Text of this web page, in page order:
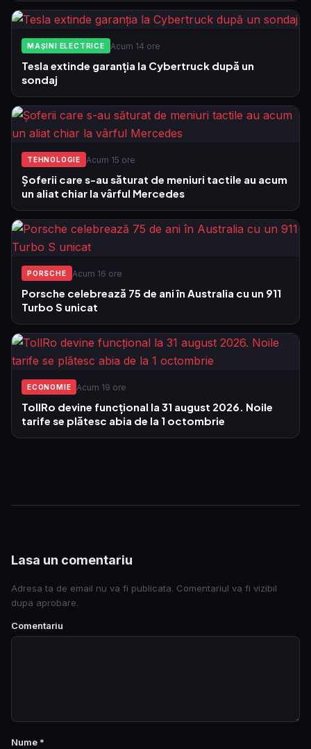
MAȘINI ELECTRICE Acum 14 ore
Tesla extinde garanția la Cybertruck după un
sondaj
TEHNOLOGIE Acum 15 ore
Șoferii care s-au săturat de meniuri tactile au acum
un aliat chiar la vârful Mercedes
PORSCHE Acum 16 ore
Porsche celebrează 75 de ani în Australia cu un 911
Turbo S unicat
ECONOMIE Acum 19 ore
TollRo devine funcțional la 31 august 2026. Noile
tarife se plătesc abia de la 1 octombrie
Lasa un comentariu
Adresa ta de email nu va fi publicata. Comentariul va fi vizibil
dupa aprobare.
Comentariu
Nume *